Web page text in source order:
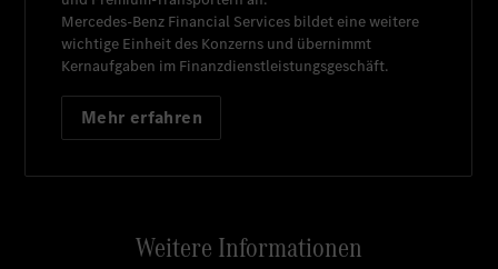
Mercedes-Benz Financial Services bildet eine weitere
wichtige Einheit des Konzerns und übernimmt
Kernaufgaben im Finanzdienstleistungsgeschäft.
Mehr erfahren
Weitere Informationen